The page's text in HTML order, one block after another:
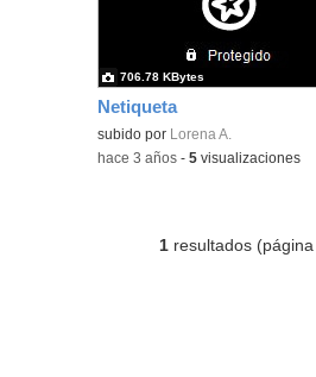
Netiqueta
subido por Lorena A.
706.78 KBytes
-hace 3 años -5 visualizaciones
1 resultados (página